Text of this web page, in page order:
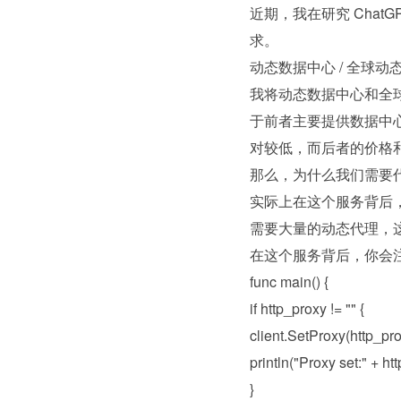
近期，我在研究
求。
动态数据中心 / 全球动
我将动态数据中心和全
于前者主要提供数据中
对较低，而后者的价格
那么，为什么我们需要
实际上在这个服务背后
需要大量的动态代理，
在这个服务背后，你会
func main() {
if http_proxy != "" {
println("Proxy set:" +
}